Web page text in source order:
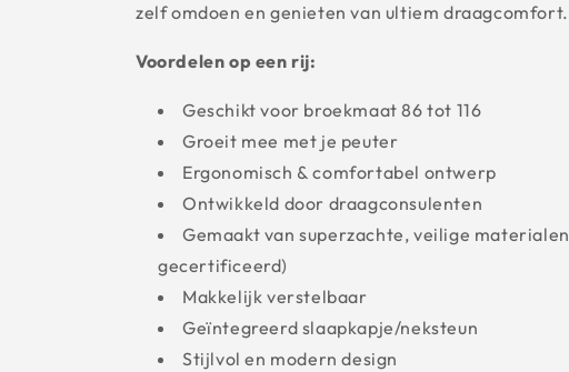
zelf omdoen en genieten van ultiem draagcomfort.
Voordelen op een rij:
Geschikt voor broekmaat 86 tot 116
Groeit mee met je peuter
Ergonomisch & comfortabel ontwerp
Ontwikkeld door draagconsulenten
Gemaakt van superzachte, veilige
gecertificeerd)
Makkelijk verstelbaar
Geïntegreerd slaapkapje/neksteun
Stijlvol en modern design